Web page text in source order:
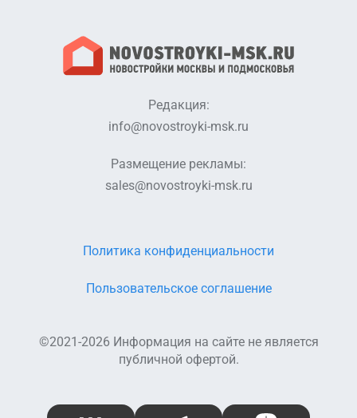
Редакция:
info@novostroyki-msk.ru
Размещение рекламы:
sales@novostroyki-msk.ru
©2021-2026 Информация на сайте не является
публичной офертой.
Пользовательское соглашение
Политика конфиденциальности